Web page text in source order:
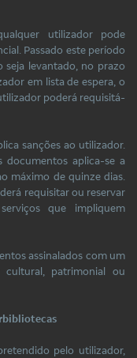
utilizador pode
Passado este período
levantado, no prazo
em lista de espera, o
poderá requisitá-
sanções ao utilizador.
documentos aplica-se a
máximo de quinze dias.
requisitar ou reservar
que impliquem
assinalados com um
patrimonial ou
pelo utilizador,